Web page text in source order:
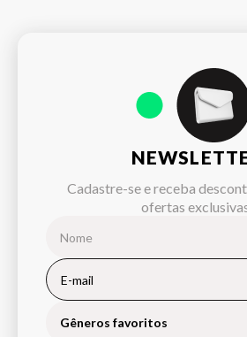
Cadastre-se e receba
ofertas
Gêneros favoritos